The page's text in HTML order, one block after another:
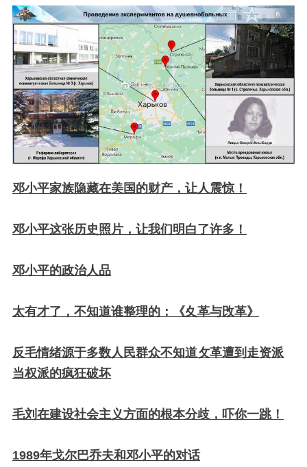
邓小平家族隐藏在美国的财产，让人震惊！
邓小平这张历史照片，让我们明白了许多！
邓小平的政治人品
太有才了，不知道谁整理的：《夊革与攺革》
反毛情绪源于多数人民群众不知道攵革遭到走资派
当权派的疯狂破坏
毛刘在建设社会主义方面的根本分歧，吓你一跳！
1989年戈尔巴乔夫和邓小平的对话